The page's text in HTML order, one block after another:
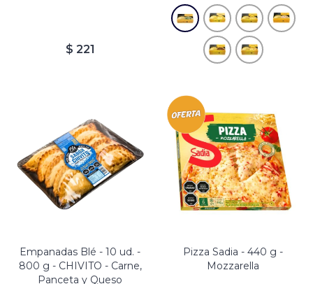
$ 221
Empanadas Blé - 10 ud. -
800 g - CHIVITO - Carne,
Panceta y Queso
Pizza Sadia - 440 g -
Mozzarella